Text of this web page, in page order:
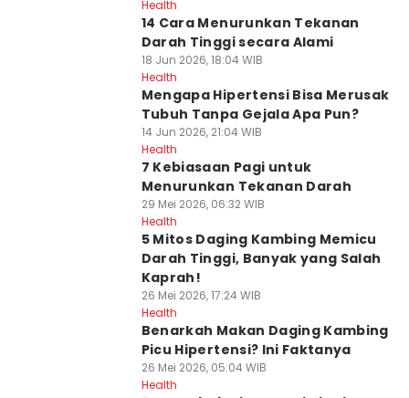
Health
14 Cara Menurunkan Tekanan
Darah Tinggi secara Alami
18 Jun 2026, 18:04 WIB
Health
Mengapa Hipertensi Bisa Merusak
Tubuh Tanpa Gejala Apa Pun?
14 Jun 2026, 21:04 WIB
Health
7 Kebiasaan Pagi untuk
Menurunkan Tekanan Darah
29 Mei 2026, 06:32 WIB
Health
5 Mitos Daging Kambing Memicu
Darah Tinggi, Banyak yang Salah
Kaprah!
26 Mei 2026, 17:24 WIB
Health
Benarkah Makan Daging Kambing
Picu Hipertensi? Ini Faktanya
26 Mei 2026, 05:04 WIB
Health